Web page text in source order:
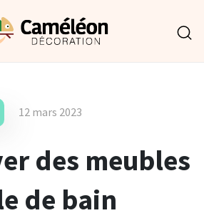
12 mars 2023
des meubles
de bain